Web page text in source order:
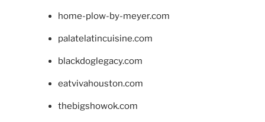
home-plow-by-meyer.com
palatelatincuisine.com
blackdoglegacy.com
eatvivahouston.com
thebigshowok.com